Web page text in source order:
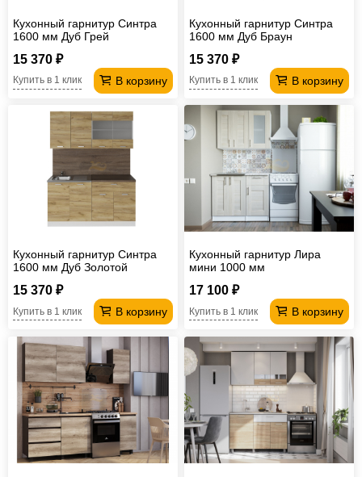
Кухонный гарнитур Синтра
1600 мм Дуб Грей
15 370 ₽
В корзину
Купить в 1 клик
Кухонный гарнитур Синтра
1600 мм Дуб Браун
15 370 ₽
В корзину
Купить в 1 клик
Кухонный гарнитур Синтра
1600 мм Дуб Золотой
15 370 ₽
В корзину
Купить в 1 клик
Кухонный гарнитур Лира
мини 1000 мм
17 100 ₽
В корзину
Купить в 1 клик